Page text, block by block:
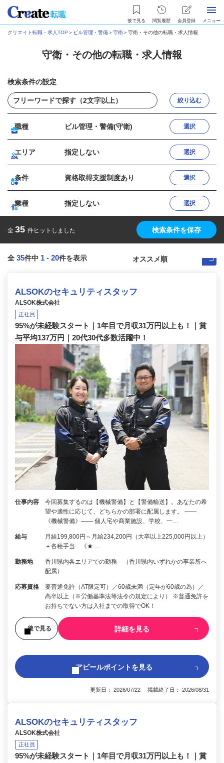
後で見る 閲覧履歴 会員登録 メニュー
クリエイト転職・求人TOP ＞ ビル管理・警備＞守衛＞守衛・その他の転職・求人情報
守衛・その他の転職・求人情報
検索条件の設定
絞り込む
職種 ビル管理・警備(守衛) 選択
エリア 指定しない 選択
条件 資格取得支援制度あり 選択
業種 指定しない 選択
全 35 件ヒットしました 検索条件を保存
全 35件中 1 - 20件を表示
ALSOKのセキュリティスタッフ
ALSOK株式会社
正社員
95%が未経験スタート｜1年目で月収31万円以上も！｜賞
与平均137万円｜20代30代多数活躍中！
仕事内容
今回募集するのは【機械警備】と【警備輸送】。あなたの希
望や適性に応じて、どちらかの部署に配属します。 ――
《機械警備》―― 個人宅や商業施設、学校、一…
給与
月給199,800円～月給234,200円（大卒以上225,000円以上）
＋各種手当 《★…
勤務地
香川県内各エリアでの勤務 （香川県内いずれかの事業所へ
配属）
応募資格
要普通免許（AT限定可）／60歳未満（定年が60歳の為）／
高卒以上（※労働基準法等法令の規定により） ※普通免許を
お持ちでない方は入社までの取得でOK！
後で見る 詳細を見る
アピールポイントを見る
更新日： 2026/07/22 掲載終了日： 2026/08/31
ALSOKのセキュリティスタッフ
ALSOK株式会社
正社員
95%が未経験スタート｜1年目で月収31万円以上も！｜賞